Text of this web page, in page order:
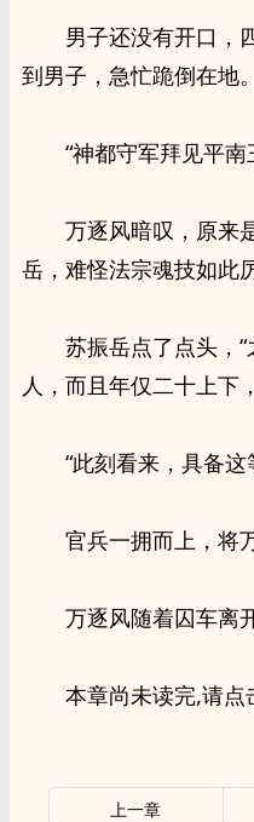
男子还没有开口，
到男子，急忙跪倒在地。
“神都守军拜见平南
万逐风暗叹，原来
岳，难怪法宗魂技如此
苏振岳点了点头，
人，而且年仅二十上下
“此刻看来，具备
官兵一拥而上，将
万逐风随着囚车离
本章尚未读完,请点
上一章